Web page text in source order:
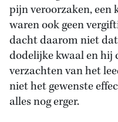
pijn veroorzaken, een
waren ook geen
dacht daarom niet
dodelijke kwaal en hij
verzachten van het
niet het gewenste
alles nog erger.